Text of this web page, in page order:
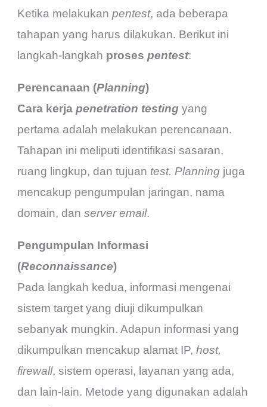
Ketika melakukanpentest, ada beberapa
tahapan yang harus dilakukan. Berikut ini
langkah-langkah prosespentest:
Perencanaan (Planning)
Cara kerjapenetration testing yang
pertama adalah melakukan perencanaan.
Tahapan ini meliputi identifikasi sasaran,
ruang lingkup, dan tujuan test. Planning juga
mencakup pengumpulan jaringan, nama
domain, danserver email.
Pengumpulan Informasi
(Reconnaissance)
Pada langkah kedua, informasi mengenai
sistem target yang diuji dikumpulkan
sebanyak mungkin. Adapun informasi yang
dikumpulkan mencakup alamat IP,host,
firewall, sistem operasi, layanan yang ada,
dan lain-lain. Metode yang digunakan adalah